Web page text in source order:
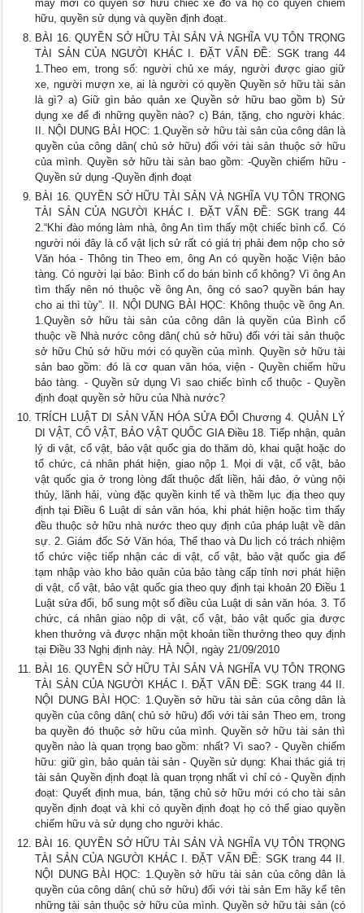
máy mới có quyền sở hữu chiếc xe đó và họ có quyền chiếm
hữu, quyền sử dụng và quyền định đoạt.
BÀI 16. QUYỀN SỞ HỮU TÀI SẢN VÀ NGHĨA VỤ TÔN TRỌNG
TÀI SẢN CỦA NGƯỜI KHÁC I. ĐẶT VẤN ĐỀ: SGK trang 44
1.Theo em, trong số: người chủ xe máy, người được giao giữ
xe, người mượn xe, ai là người có quyền Quyền sở hữu tài sản
là gì? a) Giữ gìn bảo quản xe Quyền sở hữu bao gồm b) Sử
dụng xe để đi những quyền nào? c) Bán, tặng, cho người khác.
II. NỘI DUNG BÀI HỌC: 1.Quyền sở hữu tài sản của công dân là
quyền của công dân( chủ sở hữu) đối với tài sản thuộc sở hữu
của mình. Quyền sở hữu tài sản bao gồm: -Quyền chiếm hữu -
Quyền sử dụng -Quyền định đoạt
BÀI 16. QUYỀN SỞ HỮU TÀI SẢN VÀ NGHĨA VỤ TÔN TRỌNG
TÀI SẢN CỦA NGƯỜI KHÁC I. ĐẶT VẤN ĐỀ: SGK trang 44
2.“Khi đào móng làm nhà, ông An tìm thấy một chiếc bình cổ. Có
người nói đây là cổ vật lịch sử rất có giá trị phải đem nộp cho sở
Văn hóa - Thông tin Theo em, ông An có quyền hoặc Viện bảo
tàng. Có người lại bảo: Bình cổ do bán bình cổ không? Vì ông An
tìm thấy nên nó thuộc về ông An, ông có sao? quyền bán hay
cho ai thì tùy”. II. NỘI DUNG BÀI HỌC: Không thuộc về ông An.
1.Quyền sở hữu tài sản của công dân là quyền của Bình cổ
thuộc về Nhà nước công dân( chủ sở hữu) đối với tài sản thuộc
sở hữu Chủ sở hữu mới có quyền của mình. Quyền sở hữu tài
sản bao gồm: đó là cơ quan văn hóa, viện - Quyền chiếm hữu
bảo tàng. - Quyền sử dụng Vì sao chiếc bình cổ thuộc - Quyền
định đoạt quyền sở hữu của Nhà nước?
TRÍCH LUẬT DI SẢN VĂN HÓA SỬA ĐỔI Chương 4. QUẢN LÝ
DI VẬT, CỔ VẬT, BẢO VẬT QUỐC GIA Điều 18. Tiếp nhận, quản
lý di vật, cổ vật, bảo vật quốc gia do thăm dò, khai quật hoặc do
tổ chức, cá nhân phát hiện, giao nộp 1. Mọi di vật, cổ vật, bảo
vật quốc gia ở trong lòng đất thuộc đất liền, hải đảo, ở vùng nội
thủy, lãnh hải, vùng đặc quyền kinh tế và thềm lục địa theo quy
định tại Điều 6 Luật di sản văn hóa, khi phát hiện hoặc tìm thấy
đều thuộc sở hữu nhà nước theo quy định của pháp luật về dân
sự. 2. Giám đốc Sở Văn hóa, Thể thao và Du lịch có trách nhiệm
tổ chức việc tiếp nhận các di vật, cổ vật, bảo vật quốc gia để
tạm nhập vào kho bảo quản của bảo tàng cấp tỉnh nơi phát hiện
di vật, cổ vật, bảo vật quốc gia theo quy định tại khoản 20 Điều 1
Luật sửa đổi, bổ sung một số điều của Luật di sản văn hóa. 3. Tổ
chức, cá nhân giao nộp di vật, cổ vật, bảo vật quốc gia được
khen thưởng và được nhận một khoản tiền thưởng theo quy định
tại Điều 33 Nghị định này. HÀ NỘI, ngày 21/09/2010
BÀI 16. QUYỀN SỞ HỮU TÀI SẢN VÀ NGHĨA VỤ TÔN TRỌNG
TÀI SẢN CỦA NGƯỜI KHÁC I. ĐẶT VẤN ĐỀ: SGK trang 44 II.
NỘI DUNG BÀI HỌC: 1.Quyền sở hữu tài sản của công dân là
quyền của công dân( chủ sở hữu) đối với tài sản Theo em, trong
ba quyền đó thuộc sở hữu của mình. Quyền sở hữu tài sản thì
quyền nào là quan trọng bao gồm: nhất? Vì sao? - Quyền chiếm
hữu: giữ gìn, bảo quản tài sản - Quyền sử dụng: Khai thác giá trị
tài sản Quyền định đoạt là quan trọng nhất vì chỉ có - Quyền định
đoạt: Quyết định mua, bán, tặng chủ sở hữu mới có cho tài sản
quyền định đoạt và khi có quyền định đoạt họ có thể giao quyền
chiếm hữu và sử dụng cho người khác.
BÀI 16. QUYỀN SỞ HỮU TÀI SẢN VÀ NGHĨA VỤ TÔN TRỌNG
TÀI SẢN CỦA NGƯỜI KHÁC I. ĐẶT VẤN ĐỀ: SGK trang 44 II.
NỘI DUNG BÀI HỌC: 1.Quyền sở hữu tài sản của công dân là
quyền của công dân( chủ sở hữu) đối với tài sản Em hãy kể tên
những tài sản thuộc sở hữu của mình. Quyền sở hữu tài sản (có